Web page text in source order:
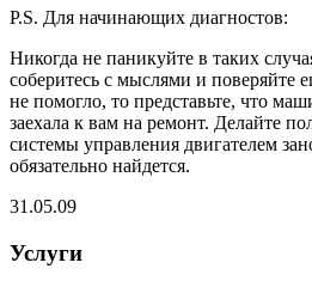
P.S. Для начинающих диагностов:
Никогда не паникуйте в таких
соберитесь с мыслями и поверяйте
не помогло, то представьте, что
заехала к вам на ремонт. Делайте
системы управления двигателем
обязательно найдется.
31.05.09
Услуги